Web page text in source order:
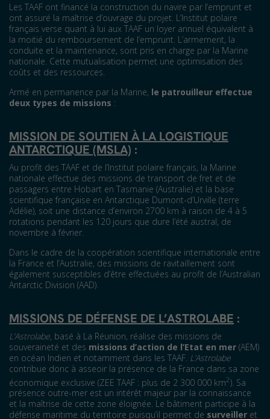
Les TAAF ont financé la construction du navire par l’emprunt et
ont assuré la maîtrise d’ouvrage du projet. L’Institut polaire
français verse quant à lui aux TAAF un loyer annuel équivalent à
la moitié du remboursement de l’emprunt. L’armement, la
conduite et la maintenance, sont pris en charge par la Marine
nationale. Cette mutualisation permet une optimisation des
coûts et des ressources.
Armé en permanence par la Marine, le patrouilleur effectue
deux types de missions :
MISSION DE SOUTIEN À LA LOGISTIQUE
ANTARCTIQUE (MSLA) :
Au profit des TAAF et de l’Institut polaire français, la Marine
nationale effectue des missions de transport de fret et de
passagers entre Hobart en Tasmanie (Australie) et la base
scientifique française en Antarctique Dumont-d’Urville (terre
Adélie), soit une distance d’environ 2700 km à raison de 4 à 5
rotations pendant les 120 jours que dure l’été austral, de
novembre à février.
Dans le cadre de la coopération scientifique internationale entre
la France et l’Australie, des missions de ravitaillement sont
également susceptibles d’être effectuées au profit de l’Australian
Antarctic Division (AAD).
MISSIONS DE DÉFENSE DE L’ASTROLABE :
L’Astrolabe, basé à La Réunion, réalise des missions de
souveraineté et des missions d’action de l’Etat en mer (AEM)
en océan Indien et notamment dans les TAAF. L’Astrolabe
contribue donc à asseoir la présence de la France dans sa zone
économique exclusive (ZEE TAAF : plus de 2 300 000 km2). Sa
présence outre-mer est un intérêt majeur par la connaissance
et la maîtrise de cette zone éloignée. Le bâtiment participe à la
défense maritime du territoire puisqu’il permet de surveiller et